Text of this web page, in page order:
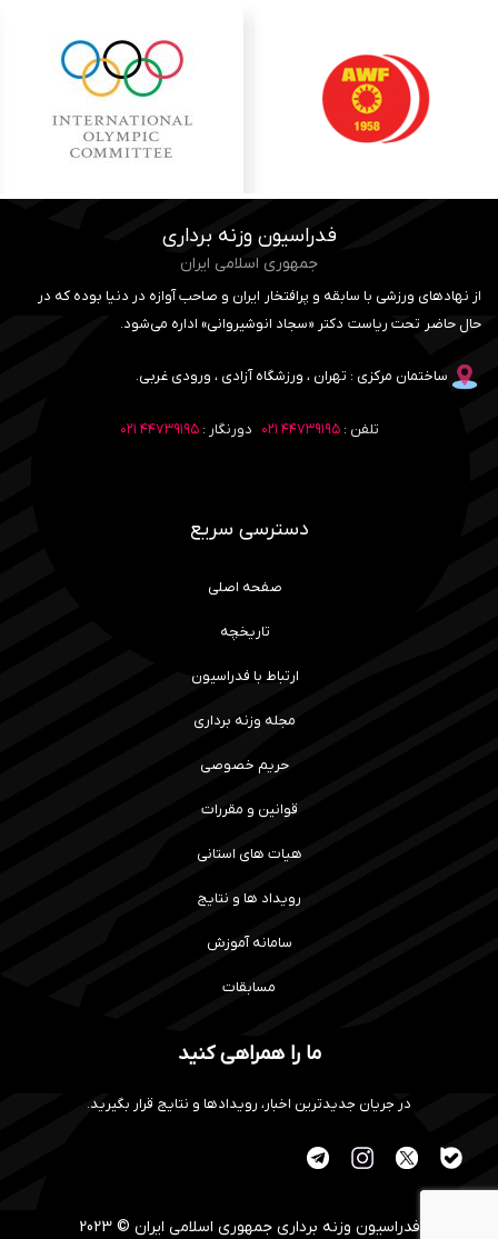
فدراسیون وزنه برداری
جمهوری اسلامی ایران
از نهادهای ورزشی با سابقه و پرافتخار ایران و صاحب آوازه در دنیا بوده که در
حال حاضر تحت ریاست دکتر «سجاد انوشیروانی» اداره می‌شود.
ساختمان مرکزی : تهران ، ورزشگاه آزادی ، ورودی غربی.
تلفن :۴۴۷۳۹۱۹۵ ۰۲۱ دورنگار :۴۴۷۳۹۱۹۵ ۰۲۱
دسترسی سریع
صفحه اصلی
تاریخچه
ارتباط با فدراسیون
مجله وزنه برداری
حریم خصوصی
قوانین و مقررات
هیات های استانی
رویداد ها و نتایج
سامانه آموزش
مسابقات
ما را همراهی کنید
در جریان جدیدترین اخبار، رویدادها و نتایج قرار بگیرید.
فدراسیون وزنه برداری جمهوری اسلامی ایران © 2023